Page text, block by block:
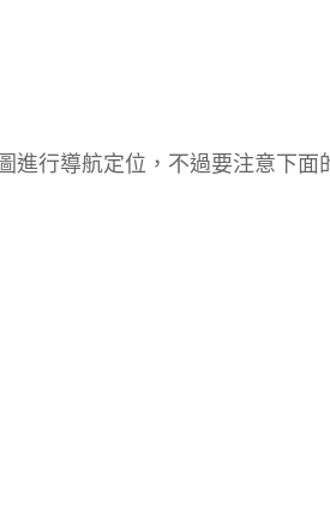
進行導航定位，不過要注意下面